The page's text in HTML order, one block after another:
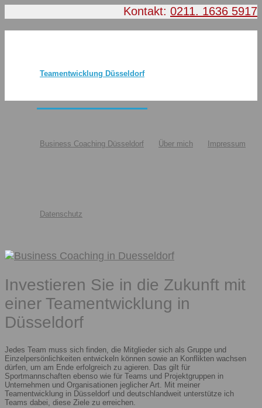
Kontakt: 0211. 1636 5917
Teamentwicklung Düsseldorf
Business Coaching Düsseldorf Über mich Impressum
Datenschutz
Investieren Sie in die Zukunft mit
einer Teamentwicklung in
Düsseldorf
Jedes Team muss sich finden, die Mitglieder sich als Gruppe und
Einzelpersönlichkeiten entwickeln können sowie an Konflikten wachsen
dürfen, um am Ende erfolgreich zu agieren. Das gilt für
Sportmannschaften ebenso wie für Teams und Projektgruppen in
Unternehmen und Organisationen jeglicher Art. Mit meiner
Teamentwicklung in Düsseldorf und deutschlandweit unterstütze ich
Teams dabei, diese Ziele zu erreichen.